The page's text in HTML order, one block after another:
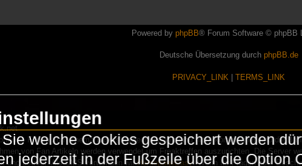
Powered by phpBB® Forum Software © phpBB
Deutsche Übersetzung durch phpBB.de
PRIVACY_LINK TERMS_LINK
Forum zum Thema Lasershowtechnik. Wir sind nicht kommerziell und die
von Fan Artikeln werden verwendet um Freaktreffen auszurichten. Die Server
und betreut. Als CMS verwenden wirHomepageEasy. Wenn Ihr Fragen oder
welche Cookies gespeichert werden
jederzeit in der Fußzeile über die Option